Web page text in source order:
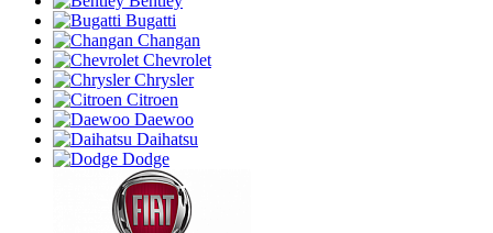
Bugatti
Changan
Chevrolet
Chrysler
Citroen
Daewoo
Daihatsu
Dodge